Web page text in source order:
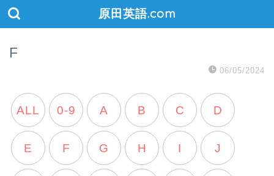
原田英語.com
F
06/05/2024
ALL 0-9 A B C D
E F G H I J